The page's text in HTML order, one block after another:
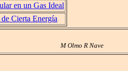
en un Gas Ideal
Cierta Energía
M Olmo R Nave